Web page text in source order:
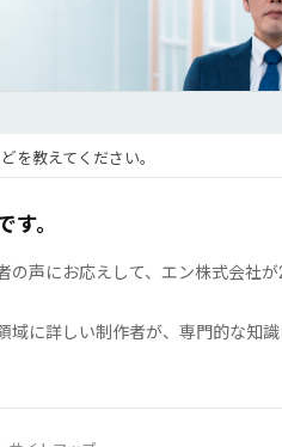
を教えてください。
。
声にお応えして、エン株式会社が
に詳しい制作者が、専門的な知